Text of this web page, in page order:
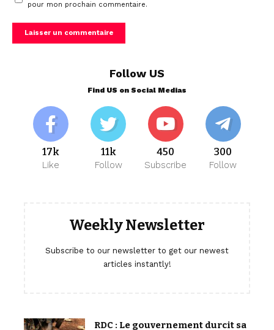
pour mon prochain commentaire.
Follow US
Find US on Social Medias
17k
Like
11k
Follow
450
Subscribe
300
Follow
Weekly Newsletter
Subscribe to our newsletter to get our newest
articles instantly!
RDC : Le gouvernement durcit sa